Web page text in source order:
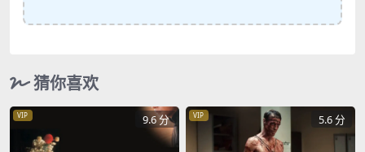
猜你喜欢
VIP 9.6 分 VIP 5.6 分